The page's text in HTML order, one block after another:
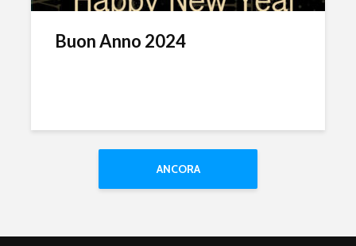
Buon Anno 2024
ANCORA